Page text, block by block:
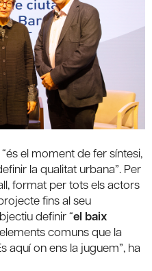
el moment de fer síntesi,
la qualitat urbana”. Per
format per tots els actors
fins al seu
definir “el baix
comuns que la
aquí on ens la juguem”, ha